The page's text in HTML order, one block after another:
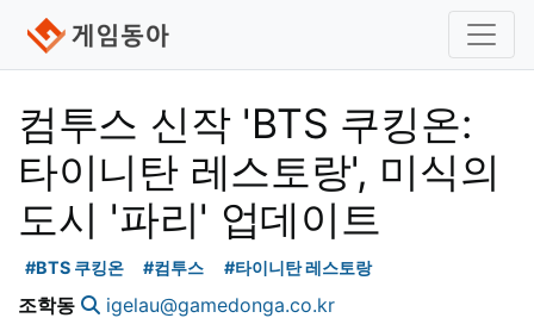
컴투스 신작 'BTS 쿠킹온:
타이니탄 레스토랑', 미식의
도시 '파리' 업데이트
#BTS 쿠킹온 #컴투스 #타이니탄 레스토랑
조학동 igelau@gamedonga.co.kr